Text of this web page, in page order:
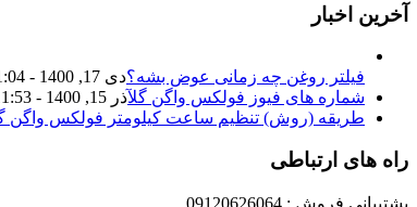
آخرین اخبار
فیلتر روغن چه زمانی عوض بشه؟دی 17, 1400 - 11:04 ب.ظ
شماره های فیوز فولکس واگن گلآذر 15, 1400 - 11:53 ب.ظ
طریقه (روش) تنظیم ساعت کیلومتر فولکس واگن
راه های ارتباطی
پشتیبانی فروش : 09120626064